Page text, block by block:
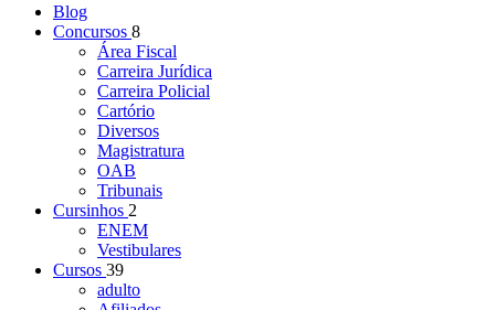
Blog
Concursos 8
Área Fiscal
Carreira Jurídica
Carreira Policial
Cartório
Diversos
Magistratura
OAB
Tribunais
Cursinhos 2
ENEM
Vestibulares
Cursos 39
adulto